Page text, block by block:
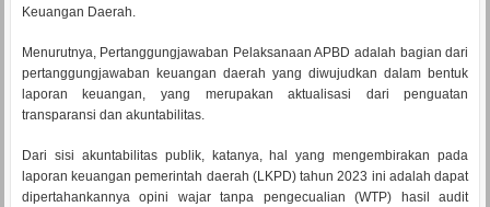
Keuangan Daerah.
Menurutnya, Pertanggungjawaban Pelaksanaan APBD adalah bagian dari
pertanggungjawaban keuangan daerah yang diwujudkan dalam bentuk
laporan keuangan, yang merupakan aktualisasi dari penguatan
transparansi dan akuntabilitas.
Dari sisi akuntabilitas publik, katanya, hal yang mengembirakan pada
laporan keuangan pemerintah daerah (LKPD) tahun 2023 ini adalah dapat
dipertahankannya opini wajar tanpa pengecualian (WTP) hasil audit